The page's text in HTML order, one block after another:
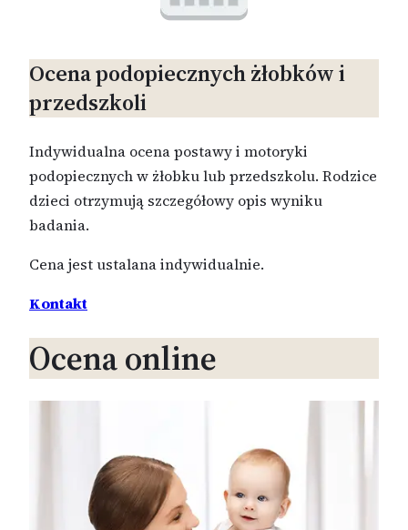
Ocena podopiecznych żłobków i
przedszkoli
Indywidualna ocena postawy i motoryki
podopiecznych w żłobku lub przedszkolu. Rodzice
dzieci otrzymują szczegółowy opis wyniku
badania.
Cena jest ustalana indywidualnie.
Kontakt
Ocena online